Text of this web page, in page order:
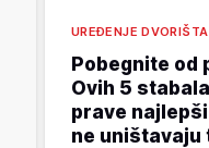
UREĐENJE DVORIŠTA
Pobegnite od
Ovih 5
prave
ne uništavaju